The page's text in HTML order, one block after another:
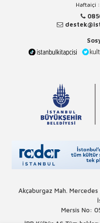
Haftaiçi
Akçaburgaz Mah.
Mersis No: